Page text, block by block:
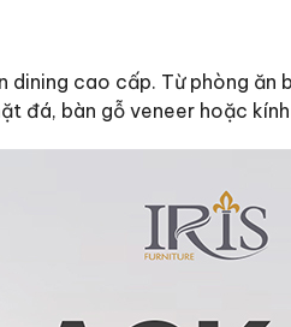
dining cao cấp. Từ phòng ăn
đá, bàn gỗ veneer hoặc